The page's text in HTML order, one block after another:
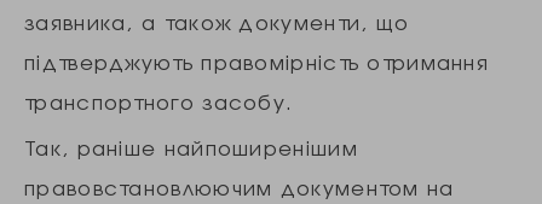
заявника, а також документи, що
підтверджують правомірність отримання
транспортного засобу.
Так, раніше найпоширенішим
правовстановлюючим документом на